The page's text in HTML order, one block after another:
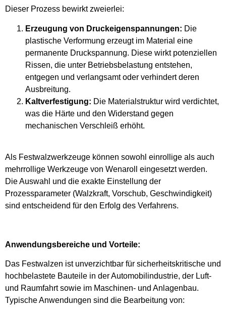
Dieser Prozess bewirkt zweierlei:
Erzeugung von Druckeigenspannungen: Die
plastische Verformung erzeugt im Material eine
permanente Druckspannung. Diese wirkt potenziellen
Rissen, die unter Betriebsbelastung entstehen,
entgegen und verlangsamt oder verhindert deren
Ausbreitung.
Kaltverfestigung: Die Materialstruktur wird verdichtet,
was die Härte und den Widerstand gegen
mechanischen Verschleiß erhöht.
Als Festwalzwerkzeuge können sowohl einrollige als auch
mehrrollige Werkzeuge von Wenaroll eingesetzt werden.
Die Auswahl und die exakte Einstellung der
Prozessparameter (Walzkraft, Vorschub, Geschwindigkeit)
sind entscheidend für den Erfolg des Verfahrens.
Anwendungsbereiche und Vorteile:
Das Festwalzen ist unverzichtbar für sicherheitskritische und
hochbelastete Bauteile in der Automobilindustrie, der Luft-
und Raumfahrt sowie im Maschinen- und Anlagenbau.
Typische Anwendungen sind die Bearbeitung von: